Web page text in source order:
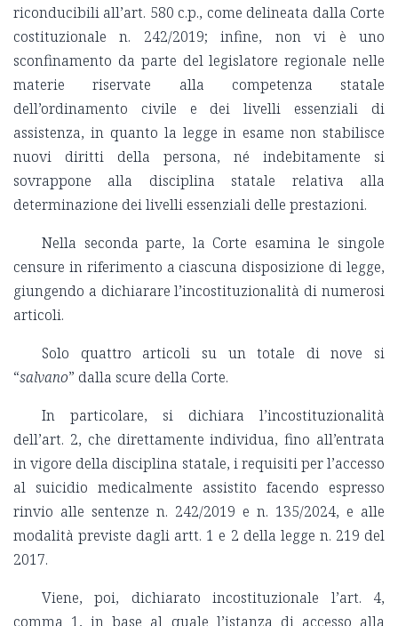
riconducibili all’art. 580 c.p., come delineata dalla Corte
costituzionale n. 242/2019; infine, non vi è uno
sconfinamento da parte del legislatore regionale nelle
materie riservate alla competenza statale
dell’ordinamento civile e dei livelli essenziali di
assistenza, in quanto la legge in esame non stabilisce
nuovi diritti della persona, né indebitamente si
sovrappone alla disciplina statale relativa alla
determinazione dei livelli essenziali delle prestazioni.
Nella seconda parte, la Corte esamina le singole
censure in riferimento a ciascuna disposizione di legge,
giungendo a dichiarare l’incostituzionalità di numerosi
articoli.
Solo quattro articoli su un totale di nove si
“salvano” dalla scure della Corte.
In particolare, si dichiara l’incostituzionalità
dell’art. 2, che direttamente individua, fino all’entrata
in vigore della disciplina statale, i requisiti per l’accesso
al suicidio medicalmente assistito facendo espresso
rinvio alle sentenze n. 242/2019 e n. 135/2024, e alle
modalità previste dagli artt. 1 e 2 della legge n. 219 del
2017.
Viene, poi, dichiarato incostituzionale l’art. 4,
comma 1, in base al quale l’istanza di accesso alla